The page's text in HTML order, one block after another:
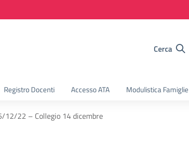
Cerca
Registro Docenti Accesso ATA Modulistica Famiglie
12/22 – Collegio 14 dicembre